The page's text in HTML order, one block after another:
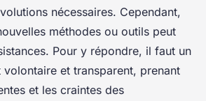
nécessaires. Cependant,
méthodes ou outils peut
Pour y répondre, il faut un
et transparent, prenant
et les craintes des